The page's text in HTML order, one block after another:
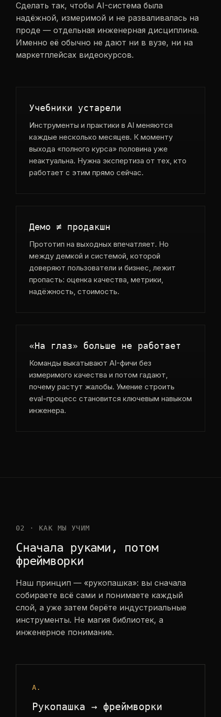
Сделать так, чтобы AI-система была
надёжной, измеримой и не разваливалась на
проде — отдельная инженерная дисциплина.
Именно её обычно не дают ни в вузе, ни на
маркетплейсах видеокурсов.
Учебники устарели
Инструменты и практики в AI меняются
каждые несколько месяцев. К моменту
выхода «полного курса» половина уже
неактуальна. Нужна экспертиза от тех, кто
работает с этим прямо сейчас.
Демо ≠ продакшн
Прототип на выходных впечатляет. Но
между демкой и системой, которой
доверяют пользователи и бизнес, лежит
пропасть: оценка качества, метрики,
надёжность, стоимость.
«На глаз» больше не работает
Команды выкатывают AI-фичи без
измеримого качества и потом гадают,
почему растут жалобы. Умение строить
eval-процесс становится ключевым навыком
инженера.
02 · КАК МЫ УЧИМ
Сначала руками, потом
фреймворки
Наш принцип — «рукопашка»: вы сначала
собираете всё сами и понимаете каждый
слой, а уже затем берёте индустриальные
инструменты. Не магия библиотек, а
инженерное понимание.
A.
Рукопашка → фреймворки